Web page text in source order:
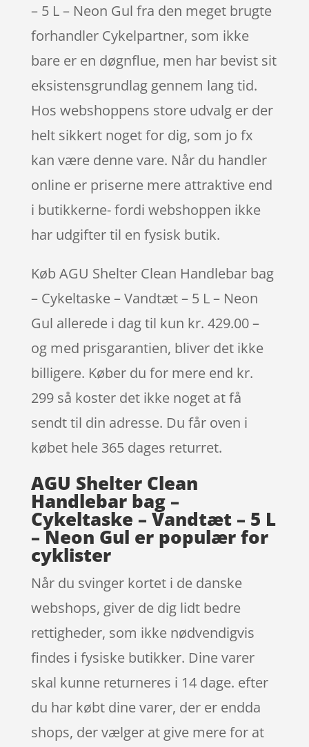
– 5 L – Neon Gul fra den meget brugte
forhandler Cykelpartner, som ikke
bare er en døgnflue, men har bevist sit
eksistensgrundlag gennem lang tid.
Hos webshoppens store udvalg er der
helt sikkert noget for dig, som jo fx
kan være denne vare. Når du handler
online er priserne mere attraktive end
i butikkerne- fordi webshoppen ikke
har udgifter til en fysisk butik.
Køb AGU Shelter Clean Handlebar bag
– Cykeltaske – Vandtæt – 5 L – Neon
Gul allerede i dag til kun kr. 429.00 –
og med prisgarantien, bliver det ikke
billigere. Køber du for mere end kr.
299 så koster det ikke noget at få
sendt til din adresse. Du får oven i
købet hele 365 dages returret.
AGU Shelter Clean
Handlebar bag –
Cykeltaske – Vandtæt – 5 L
– Neon Gul er populær for
cyklister
Når du svinger kortet i de danske
webshops, giver de dig lidt bedre
rettigheder, som ikke nødvendigvis
findes i fysiske butikker. Dine varer
skal kunne returneres i 14 dage. efter
du har købt dine varer, der er endda
shops, der vælger at give mere for at